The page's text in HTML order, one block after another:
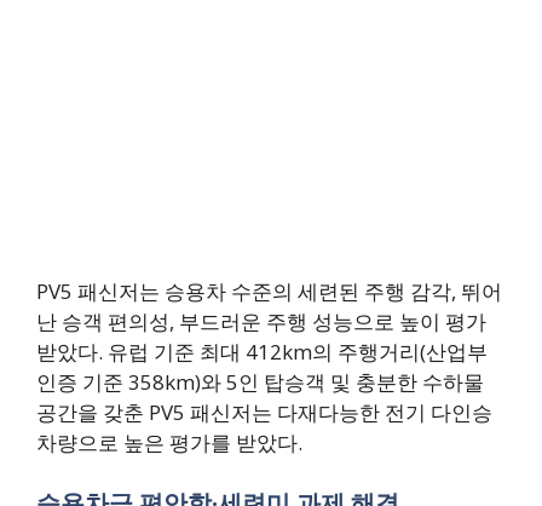
PV5 패신저는 승용차 수준의 세련된 주행 감각, 뛰어
난 승객 편의성, 부드러운 주행 성능으로 높이 평가
받았다. 유럽 기준 최대 412km의 주행거리(산업부
인증 기준 358km)와 5인 탑승객 및 충분한 수하물
공간을 갖춘 PV5 패신저는 다재다능한 전기 다인승
차량으로 높은 평가를 받았다.